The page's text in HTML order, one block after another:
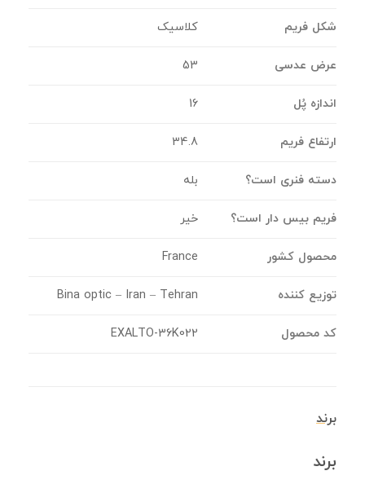
شکل فریم کلاسیک
عرض عدسی 53
اندازه پُل 16
ارتفاع فریم 34.8
دسته فنری است؟ بله
فریم بیس دار است؟ خیر
محصول کشور France
توزیع کننده Bina optic – Iran – Tehran
کد محصول EXALTO-36K022
برند
برند